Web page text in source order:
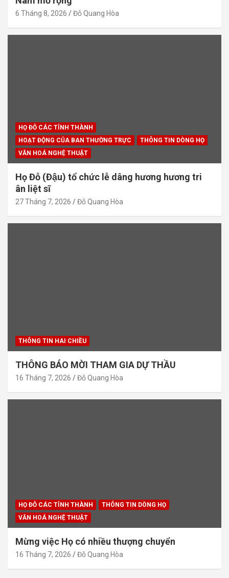
6 Tháng 8, 2026 Đỗ Quang Hòa
HỌ ĐỖ CÁC TỈNH THÀNH
HOẠT ĐỘNG CỦA BAN THƯỜNG TRỰC
THÔNG TIN DÒNG HỌ
VĂN HOÁ NGHỆ THUẬT
Họ Đỗ (Đậu) tổ chức lễ dâng hương hương tri
ân liệt sĩ
27 Tháng 7, 2026 Đỗ Quang Hòa
THÔNG TIN HAI CHIỀU
THÔNG BÁO MỜI THAM GIA DỰ THẦU
16 Tháng 7, 2026 Đỗ Quang Hòa
HỌ ĐỖ CÁC TỈNH THÀNH
THÔNG TIN DÒNG HỌ
VĂN HOÁ NGHỆ THUẬT
Mừng việc Họ có nhiều thượng chuyển
16 Tháng 7, 2026 Đỗ Quang Hòa